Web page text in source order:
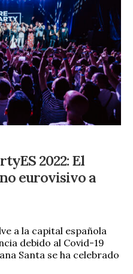
2022: El
eurovisivo a
a la capital española
debido al Covid-19
Santa se ha celebrado